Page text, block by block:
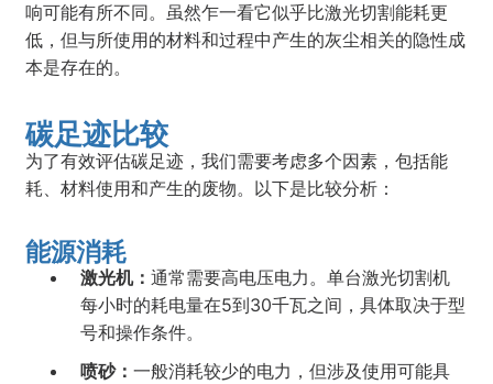
响可能有所不同。虽然乍一看它似乎比激光切割能耗更
低，但与所使用的材料和过程中产生的灰尘相关的隐性成
本是存在的。
碳足迹比较
为了有效评估碳足迹，我们需要考虑多个因素，包括能
耗、材料使用和产生的废物。以下是比较分析：
能源消耗
激光机：通常需要高电压电力。单台激光切割机
每小时的耗电量在5到30千瓦之间，具体取决于型
号和操作条件。
喷砂：一般消耗较少的电力，但涉及使用可能具